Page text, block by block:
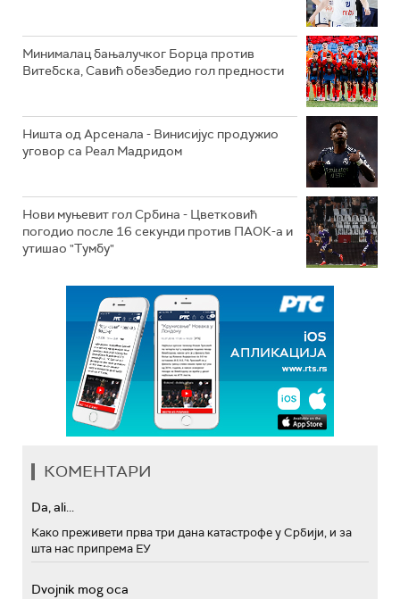
Минималац бањалучког Борца против
Витебска, Савић обезбедио гол предности
Ништа од Арсенала - Винисијус продужио
уговор са Реал Мадридом
Нови муњевит гол Србина - Цветковић
погодио после 16 секунди против ПАОК-а и
утишао "Тумбу"
КОМЕНТАРИ
Da, ali...
Како преживети прва три дана катастрофе у Србији, и за
шта нас припрема ЕУ
Dvojnik mog oca